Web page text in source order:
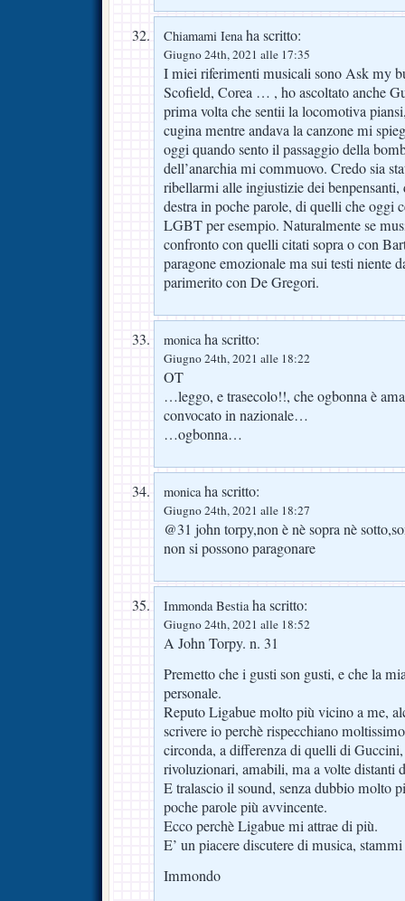
Chiamami Ienaha scritto:
Giugno 24th, 2021 alle 17:35
I miei riferimenti musicali sono Ask my
Scofield, Corea … , ho ascoltato anche
prima volta che sentii la locomotiva
cugina mentre andava la canzone mi
oggi quando sento il passaggio della
dell’anarchia mi commuovo. Credo sia
ribellarmi alle ingiustizie dei
destra in poche parole, di quelli che oggi
LGBT per esempio. Naturalmente se
confronto con quelli citati sopra o con
paragone emozionale ma sui testi niente
parimerito con De Gregori.
monicaha scritto:
Giugno 24th, 2021 alle 18:22
OT
…leggo, e trasecolo!!, che ogbonna è
convocato in nazionale…
…ogbonna…
monicaha scritto:
Giugno 24th, 2021 alle 18:27
@31 john torpy,non è nè sopra nè
non si possono paragonare
Immonda Bestiaha scritto:
Giugno 24th, 2021 alle 18:52
A John Torpy. n. 31
Premetto che i gusti son gusti, e che la
personale.
Reputo Ligabue molto più vicino a me,
scrivere io perchè rispecchiano
circonda, a differenza di quelli di
rivoluzionari, amabili, ma a volte distanti
E tralascio il sound, senza dubbio molto
poche parole più avvincente.
Ecco perchè Ligabue mi attrae di più.
E’ un piacere discutere di musica,
Immondo